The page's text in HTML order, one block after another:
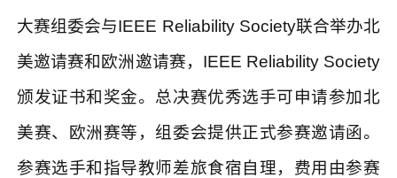
大赛组委会与IEEE Reliability Society联合举办北
美邀请赛和欧洲邀请赛， IEEE Reliability Society
颁发证书和奖金。总决赛优秀选手可申请参加北
美赛、欧洲赛等，组委会提供正式参赛邀请函。
参赛选手和指导教师差旅食宿自理，费用由参赛